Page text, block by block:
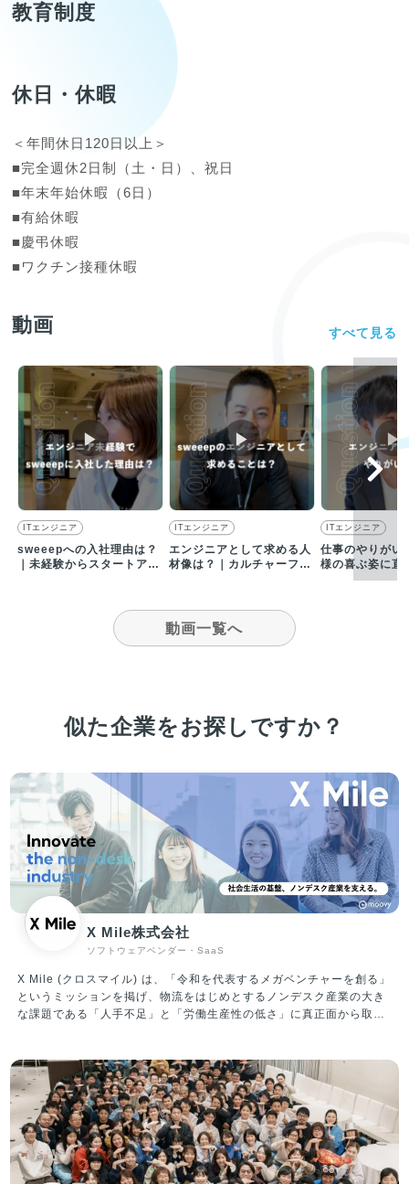
教育制度
休日・休暇
＜年間休日120日以上＞
■完全週休2日制（土・日）、祝日
■年末年始休暇（6日）
■有給休暇
■慶弔休暇
■ワクチン接種休暇
動画 すべて見る
▶︎
ITエンジニア
sweeepへの入社理由は？
｜未経験からスタートアッ
▶︎
ITエンジニア
エンジニアとして求める人
材像は？｜カルチャーフィ
▶︎
ITエンジニア
仕事のやりがい
様の喜ぶ姿に直
とでチームに
動画一覧へ
似た企業をお探しですか？
X Mile株式会社
ソフトウェアベンダー・SaaS
X Mile (クロスマイル) は、「令和を代表するメガベンチャーを創る」
というミッションを掲げ、物流をはじめとするノンデスク産業の大き
な課題である「人手不足」と「労働生産性の低さ」に真正面から取り
事業」と「ITプラットフォーム事業」を軸に事業を推進しています。
①人材プラットフォーム事業 転職したいノンデスクワーカーと企業と
を結びつけるサービスを提供中。現在展開しているサービスは、ノン
デスク事業者向けの人材採用システム『X Work（クロスワーク）』、
物流・自動車整備・建設領域に特化したエージェントの『ドライバー
キャリア』『整備士キャリア』『建職キャリア』を運営しています。
現在、5,000社以上のクライアントと取引しており、業界トップクラ